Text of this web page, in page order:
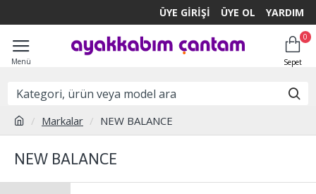
ÜYE GIRIŞI ÜYE OL YARDIM
0
Markalar NEW BALANCE
NEW BALANCE